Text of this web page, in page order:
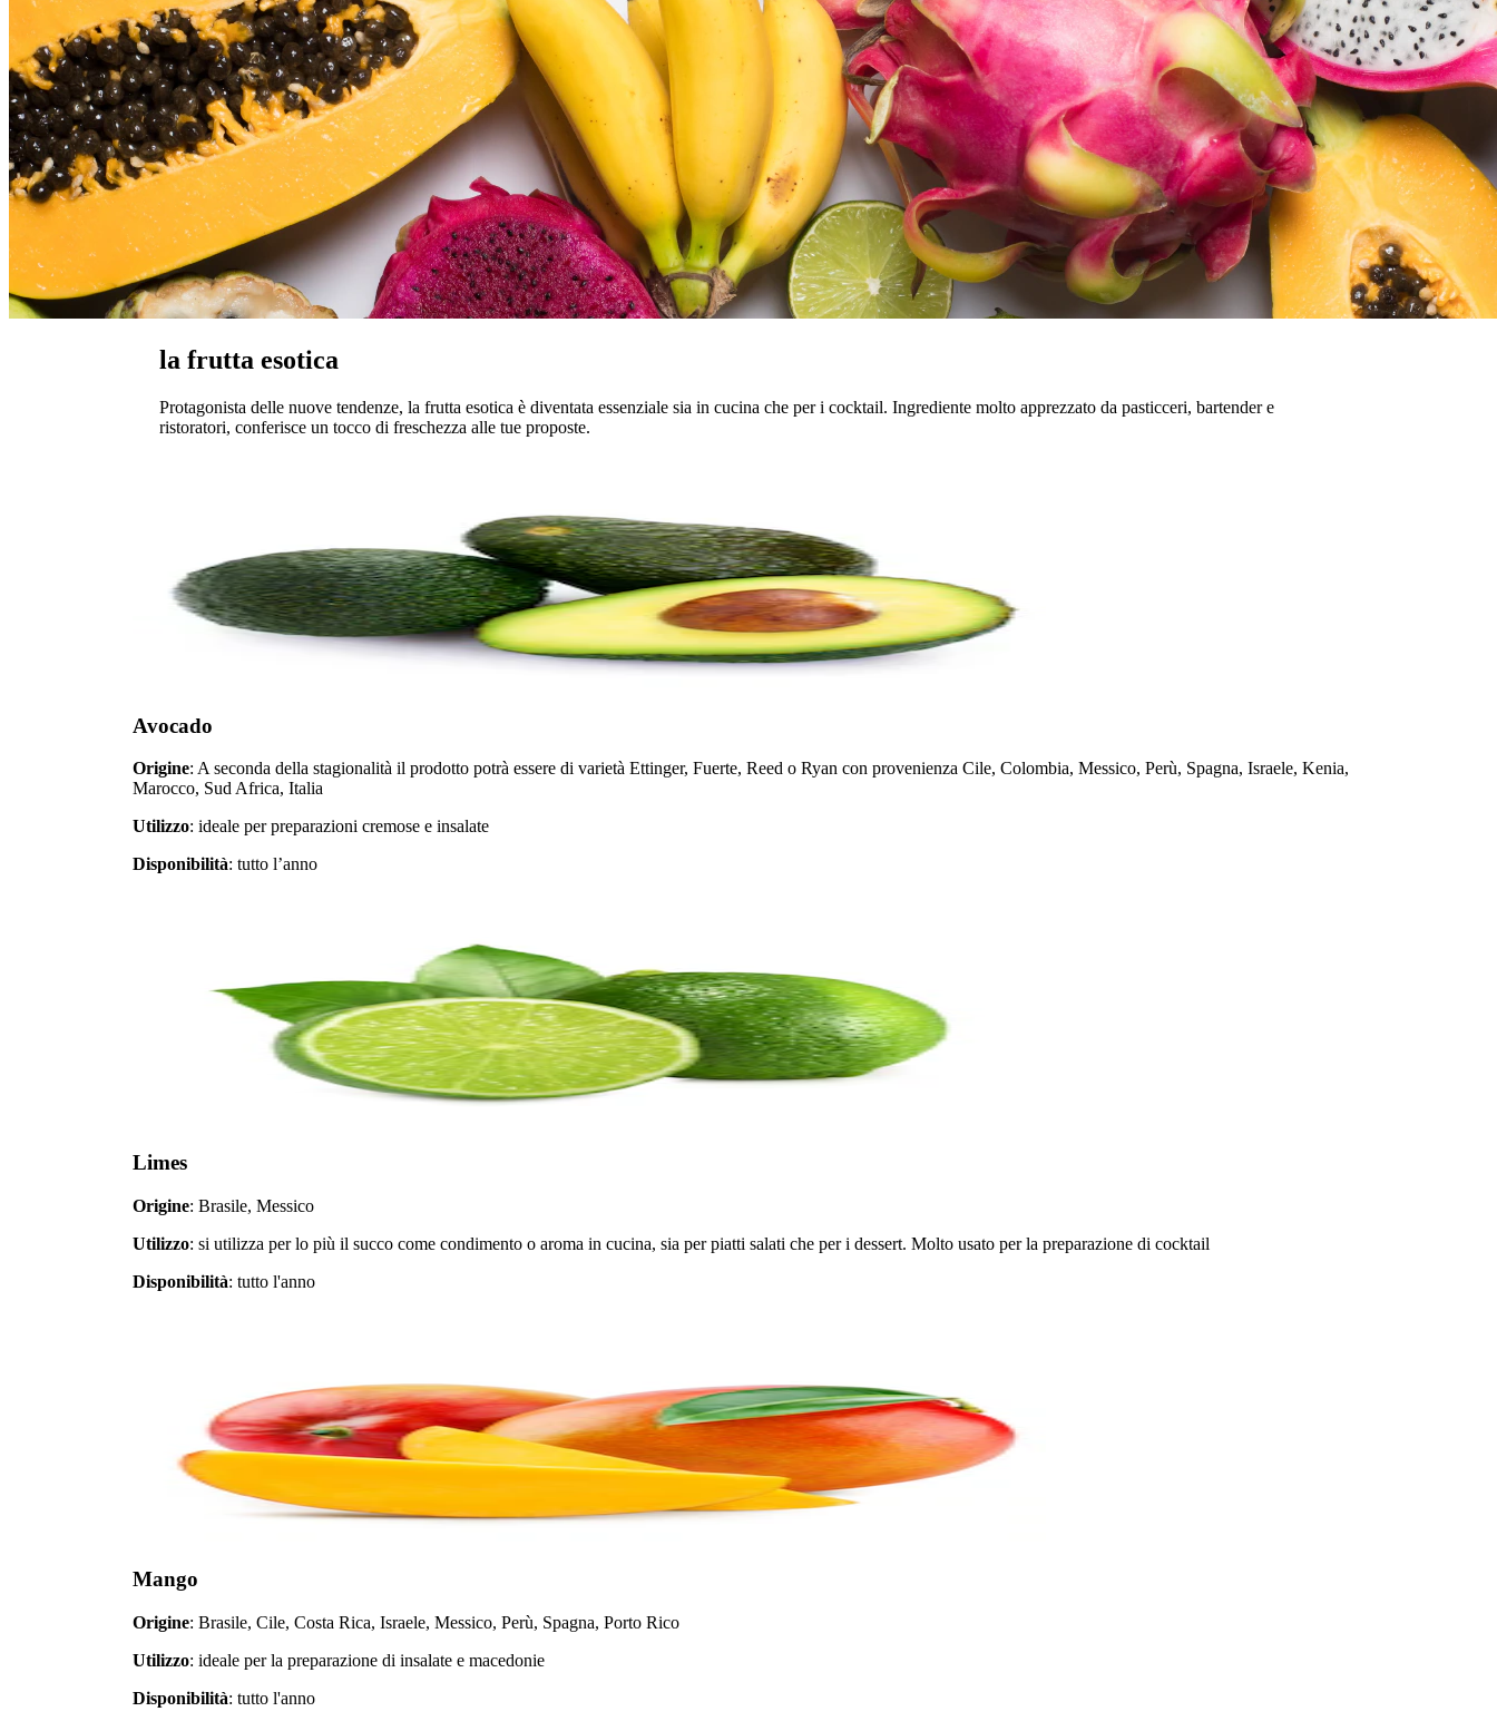
la frutta esotica
Protagonista delle nuove tendenze, la frutta esotica è diventata essenziale sia in cucina che per i cocktail. Ingrediente molto apprezzato da pasticceri, bartender e
ristoratori, conferisce un tocco di freschezza alle tue proposte.
Avocado
Origine: A seconda della stagionalità il prodotto potrà essere di varietà Ettinger, Fuerte, Reed o Ryan con provenienza Cile, Colombia, Messico, Perù, Spagna, Israele, Kenia,
Marocco, Sud Africa, Italia
Utilizzo: ideale per preparazioni cremose e insalate
Disponibilità: tutto l’anno
Limes
Origine: Brasile, Messico
Utilizzo: si utilizza per lo più il succo come condimento o aroma in cucina, sia per piatti salati che per i dessert. Molto usato per la preparazione di cocktail
Disponibilità: tutto l'anno
Mango
Origine: Brasile, Cile, Costa Rica, Israele, Messico, Perù, Spagna, Porto Rico
Utilizzo: ideale per la preparazione di insalate e macedonie
Disponibilità: tutto l'anno